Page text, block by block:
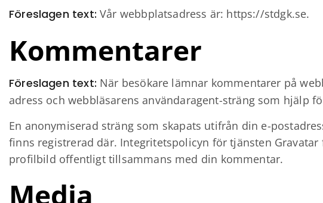
Föreslagen text:Vår webbplatsadress är: https://stdgk.se.
Kommentarer
Föreslagen text: När besökare lämnar kommentarer på
adress och webbläsarens användaragent-sträng som hjälp
En anonymiserad sträng som skapats utifrån din e-
finns registrerad där. Integritetspolicyn för tjänsten
profilbild offentligt tillsammans med din kommentar.
Media